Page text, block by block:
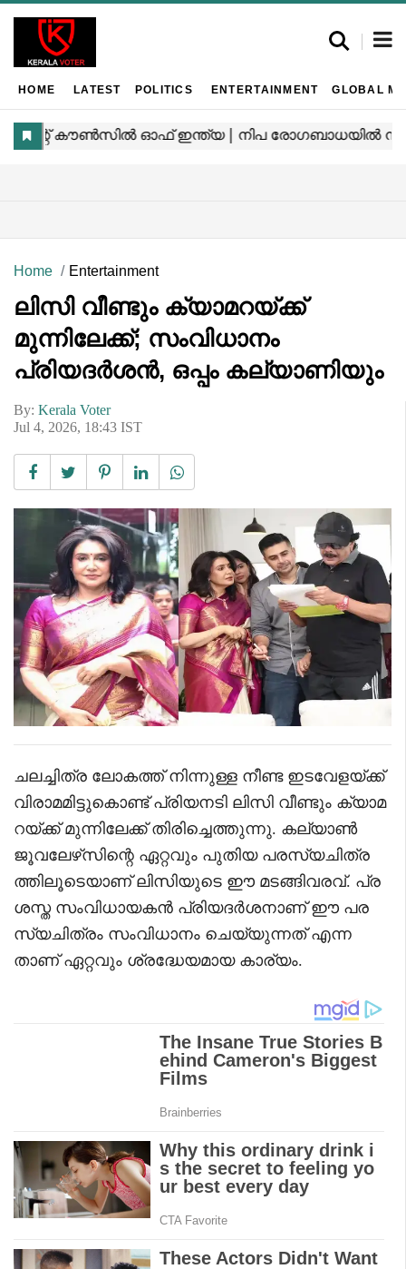
HOME LATEST POLITICS ENTERTAINMENT GLOBAL
Home Entertainment
ലിസി വീണ്ടും ക്യാമറയ്ക്ക്
മുന്നിലേക്ക്; സംവിധാനം
പ്രിയദർശൻ, ഒപ്പം കല്യാണിയും
By: Kerala Voter
Jul 4, 2026, 18:43 IST
ചലച്ചിത്ര ലോകത്ത് നിന്നുള്ള നീണ്ട ഇടവേളയ്ക്ക്
വിരാമമിട്ടുകൊണ്ട് പ്രിയനടി ലിസി വീണ്ടും ക്യാമ
റയ്ക്ക് മുന്നിലേക്ക് തിരിച്ചെത്തുന്നു. കല്യാൺ
ജൂവലേഴ്‌സിന്റെ ഏറ്റവും പുതിയ പരസ്യചിത്ര
ത്തിലൂടെയാണ് ലിസിയുടെ ഈ മടങ്ങിവരവ്. പ്ര
ശസ്ത സംവിധായകൻ പ്രിയദർശനാണ് ഈ പര
സ്യചിത്രം സംവിധാനം ചെയ്യുന്നത് എന്ന
താണ് ഏറ്റവും ശ്രദ്ധേയമായ കാര്യം.